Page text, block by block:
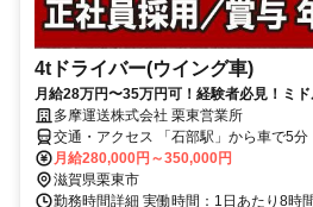
4tドライバー(ウイング車)
月給28万円〜35万円可！経験者必見！ミド
多摩運送株式会社 栗東営業所
交通・アクセス 「石部駅」から車で5分
月給280,000円～350,000円
滋賀県栗東市
勤務時間詳細 実働時間：1日あたり8時